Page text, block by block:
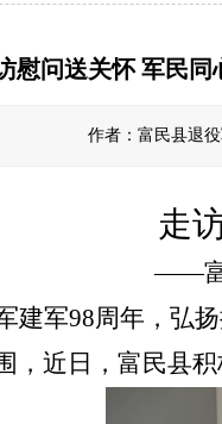
慰问送关怀 军民
作者：富民县退
走
——
建军98周年，弘
，近日，富民县